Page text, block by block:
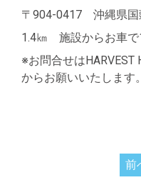
〒904-0417 沖縄県国
1.4㎞ 施設からお車で
※お問合せはHARVEST
からお願いいたします。
前